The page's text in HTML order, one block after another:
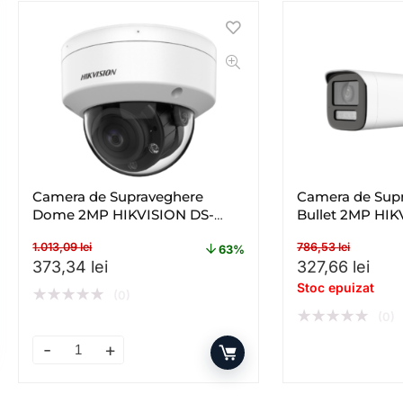
Camera de Supraveghere
Dome 2MP HIKVISION DS-
12MM), Lentila Varifocala: 2.8-
12mm
1.013,09lei
Prețul inițial a fost: 1.013,09 lei.
373,34 leiPrețul curent este: 373,34 lei.
63%
★★★★★
Camera de Supraveghere Dome 2MP HIKVISION
Camera de
Bullet 2MP
Lentila
786,53lei
Prețul inițial a
327,66 lei
Stoc epuizat
★★★★★